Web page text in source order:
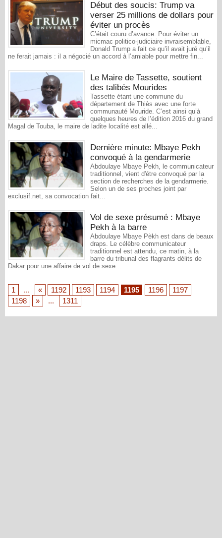
Début des soucis: Trump va
verser 25 millions de dollars pour
éviter un procès
C’était couru d’avance. Pour éviter un
micmac politico-judiciaire invraisemblable,
Donald Trump a fait ce qu’il avait juré qu’il
ne ferait jamais : il a négocié un accord à l’amiable pour mettre fin...
​Le Maire de Tassette, soutient
des talibés Mourides
Tassette étant une commune du
département de Thiès avec une forte
communauté Mouride. C’est ainsi qu’à
quelques heures de l’édition 2016 du grand
Magal de Touba, le maire de ladite localité est allé...
Dernière minute: Mbaye Pekh
convoqué à la gendarmerie
Abdoulaye Mbaye Pekh, le communicateur
traditionnel, vient d'étre convoqué par la
section de recherches de la gendarmerie.
Selon un de ses proches joint par
exclusif.net, sa convocation fait...
Vol de sexe présumé : Mbaye
Pekh à la barre
Abdoulaye Mbaye Pèkh est dans de beaux
draps. Le célèbre communicateur
traditionnel est attendu, ce matin, à la
barre du tribunal des flagrants délits de
Dakar pour une affaire de vol de sexe...
1 ... « 1192 1193 1194 1195 1196
1197
1198
» ... 1311